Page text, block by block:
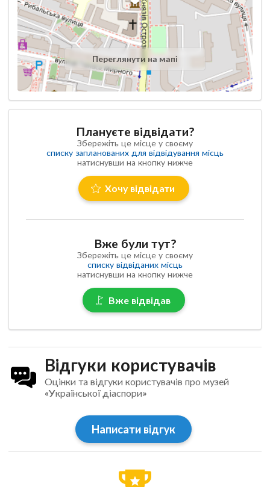
Переглянути на мапі
Плануєте відвідати?
Збережіть це місце у своєму
списку запланованих для відвідування місць
натиснувши на кнопку нижче
Хочу відвідати
Вже були тут?
Збережіть це місце у своєму
списку відвіданих місць
натиснувши на кнопку нижче
Вже відвідав
Відгуки користувачів
Оцінки та відгуки користувачів про музей
«Української діаспори»
Написати відгук